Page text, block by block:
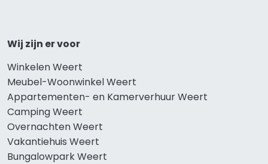
Wij zijn er voor
Winkelen Weert
Meubel-Woonwinkel Weert
Appartementen- en Kamerverhuur Weert
Camping Weert
Overnachten Weert
Vakantiehuis Weert
Bungalowpark Weert